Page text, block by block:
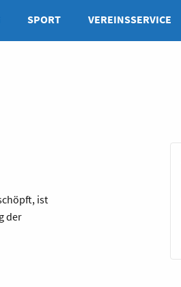
SPORT VEREINSSERVICE
ist
der